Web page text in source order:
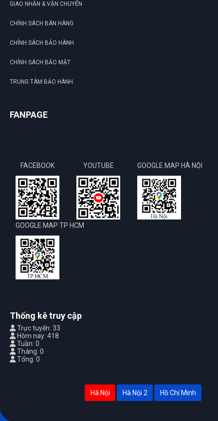
GIAO NHẬN & VẬN CHUYỂN
CHÍNH SÁCH BÁN HÀNG
CHÍNH SÁCH BẢO HÀNH
CHÍNH SÁCH BẢO MẬT
TRUNG TÂM BẢO HÀNH
FANPAGE
FACEBOOK YOUTUBE GOOGLE MAP HÀ NỘI
GOOGLE MAP TP HCM
Thống kê truy cập
Trực tuyến: 33
Hôm nay: 418
Tuần: 0
Tháng: 0
Tổng: 0
Hà Nội Hà Nội 2 Hồ Chí Minh